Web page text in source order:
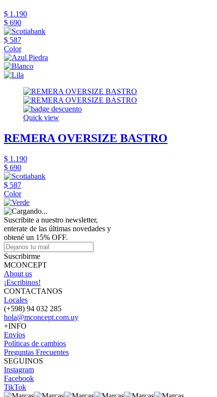
$ 1.190
$ 690
$ 587
Color
Quick view
REMERA OVERSIZE BASTRO
$ 1.190
$ 690
$ 587
Color
Suscribite a nuestro newsletter,
enterate de las últimas novedades y
obtené un 15% OFF.
Suscribirme
MCONCEPT
About us
¡Escribinos!
CONTACTANOS
Locales
(+598) 94 032 285
hola@mconcept.com.uy
+INFO
Envíos
Políticas de cambios
Preguntas Frecuentes
SEGUINOS
Instagram
Facebook
TikTok